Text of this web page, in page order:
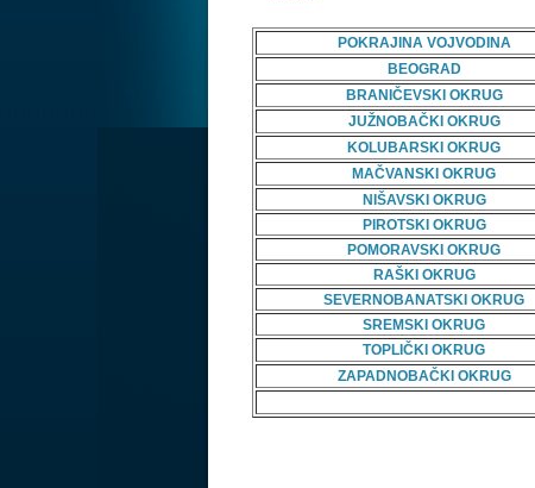
POKRAJINA VOJVODINA
BEOGRAD
BRANIČEVSKI OKRUG
JUŽNOBAČKI OKRUG
KOLUBARSKI OKRUG
MAČVANSKI OKRUG
NIŠAVSKI OKRUG
PIROTSKI OKRUG
POMORAVSKI OKRUG
RAŠKI OKRUG
SEVERNOBANATSKI OKRUG
SREMSKI OKRUG
TOPLIČKI OKRUG
ZAPADNOBAČKI OKRUG